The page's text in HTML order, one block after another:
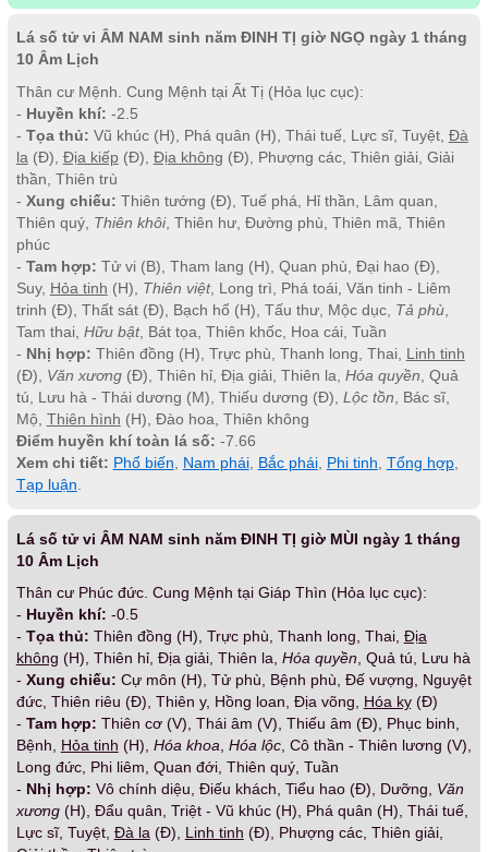
Lá số tử vi ÂM NAM sinh năm ĐINH TỊ giờ NGỌ ngày 1 tháng
10 Âm Lịch
Thân cư Mệnh. Cung Mệnh tại Ất Tị (Hỏa lục cục):
- Huyền khí: -2.5
- Tọa thủ: Vũ khúc (H), Phá quân (H), Thái tuế, Lực sĩ, Tuyệt, Đà
la (Đ), Địa kiếp(Đ), Địa không (Đ), Phượng các, Thiên giải, Giải
thần, Thiên trù
- Xung chiếu: Thiên tướng (Đ), Tuế phá, Hỉ thần, Lâm quan,
Thiên quý, Thiên khôi, Thiên hư, Đường phù, Thiên mã, Thiên
phúc
- Tam hợp: Tử vi (B), Tham lang (H), Quan phù, Đại hao (Đ),
Suy, Hỏa tinh (H), Thiên việt, Long trì, Phá toái, Văn tinh - Liêm
trinh (Đ), Thất sát (Đ), Bạch hổ (H), Tấu thư, Mộc dục, Tả phù,
Tam thai, Hữu bật, Bát tọa, Thiên khốc, Hoa cái, Tuần
- Nhị hợp: Thiên đồng (H), Trực phù, Thanh long, Thai, Linh tinh
(Đ), Văn xương(Đ), Thiên hỉ, Địa giải, Thiên la, Hóa quyền , Quả
tú, Lưu hà - Thái dương (M), Thiếu dương (Đ), Lộc tồn , Bác sĩ,
Mộ, Thiên hình (H), Đào hoa, Thiên không
Điểm huyền khí toàn lá số: -7.66
Xem chi tiết: Phổ biến Nam phái, Bắc phái, Phi tinh Tổng hợp,
Tạp luận
Lá số tử vi ÂM NAM sinh năm ĐINH TỊ giờ MÙI ngày 1 tháng
10 Âm Lịch
Thân cư Phúc đức. Cung Mệnh tại Giáp Thìn (Hỏa lục cục):
- Huyền khí: -0.5
- Tọa thủ: Thiên đồng (H), Trực phù, Thanh long, Thai, Địa
không (H), Thiên hỉ, Địa giải, Thiên la, Hóa quyền, Quả tú, Lưu hà
- Xung chiếu: Cự môn (H), Tử phù, Bệnh phù, Đế vượng, Nguyệt
đức, Thiên riêu (Đ), Thiên y, Hồng loan, Địa võng, Hóa kỵ(Đ)
- Tam hợp: Thiên cơ (V), Thái âm (V), Thiếu âm (Đ), Phục binh,
Bệnh, Hỏa tinh (H), Hóa khoa, Hóa lộc, Cô thần - Thiên lương (V),
Long đức, Phi liêm, Quan đới, Thiên quý, Tuần
- Nhị hợp: Vô chính diệu, Điếu khách, Tiểu hao (Đ), Dưỡng, Văn
xương(H), Đẩu quân, Triệt - Vũ khúc (H), Phá quân (H), Thái tuế,
Lực sĩ, Tuyệt, Đà la(Đ), Linh tinh (Đ), Phượng các, Thiên giải,